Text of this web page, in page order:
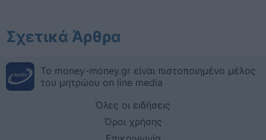
Σχετικά Άρθρα
Το money-money.gr είναι πιστοποιημένο μέλος
του μητρώου on line media
Όλες οι ειδήσεις
Όροι χρήσης